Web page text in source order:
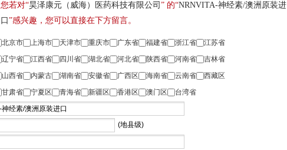
您若对“昊泽康元（威海）医药科技有限公司 ” 的“NRNVITA-神经素/澳洲原装进
口 ”感兴趣，您可以直接在下方留言。